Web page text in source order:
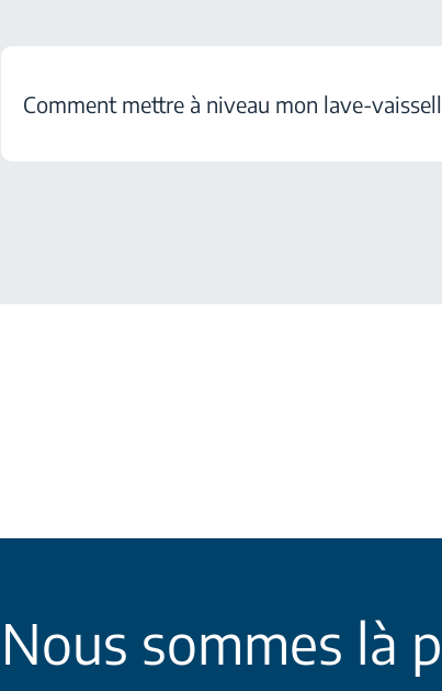
Comment mettre à niveau mon lave-
Nous sommes là